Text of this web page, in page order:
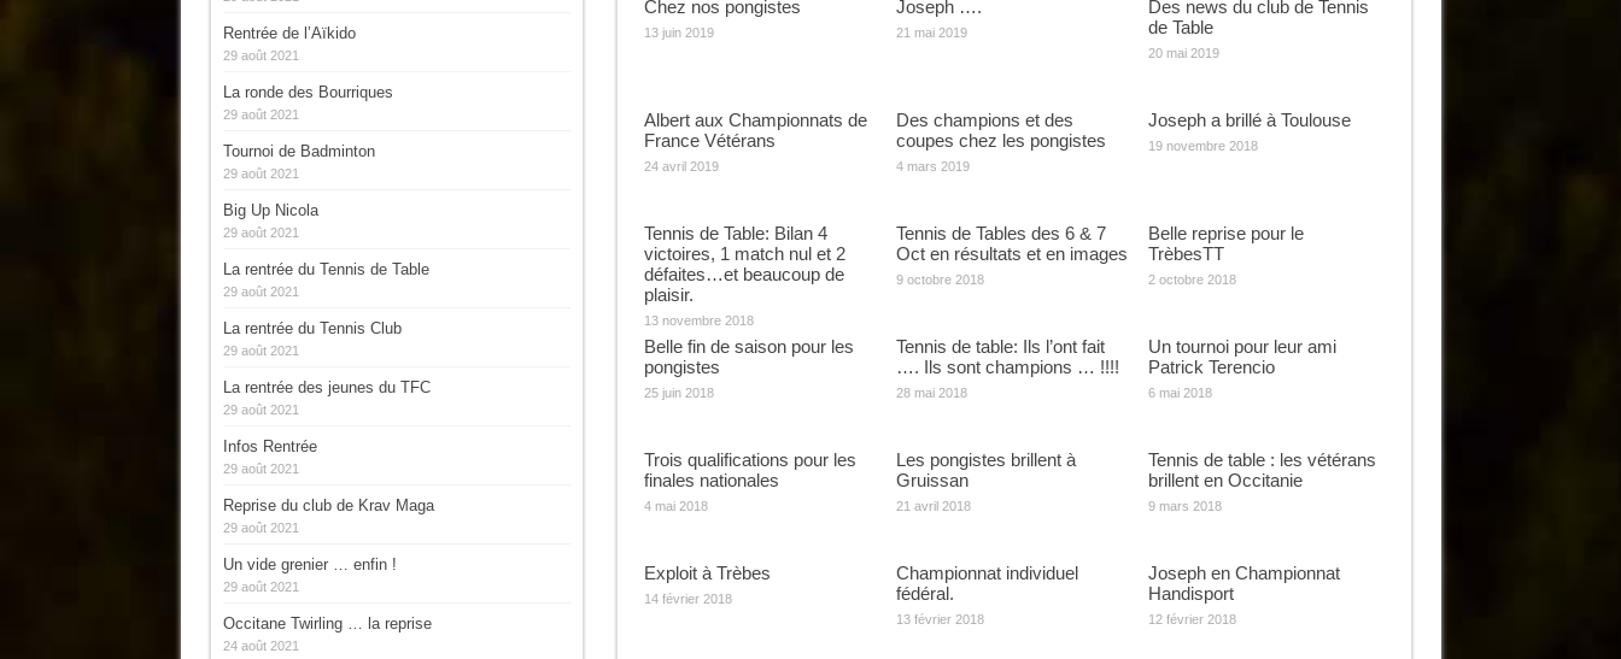
Chez nos pongistes
13 juin 2019
Joseph ….
21 mai 2019
Des news du club de Tennis
de Table
20 mai 2019
Albert aux Championnats de
France Vétérans
24 avril 2019
Des champions et des
coupes chez les pongistes
4 mars 2019
Joseph a brillé à Toulouse
19 novembre 2018
Tennis de Table: Bilan 4
victoires, 1 match nul et 2
défaites…et beaucoup de
plaisir.
13 novembre 2018
Tennis de Tables des 6 & 7
Oct en résultats et en images
9 octobre 2018
Belle reprise pour le
TrèbesTT
2 octobre 2018
Belle fin de saison pour les
pongistes
25 juin 2018
Tennis de table: Ils l’ont fait
…. Ils sont champions … !!!!
28 mai 2018
Un tournoi pour leur ami
Patrick Terencio
6 mai 2018
Trois qualifications pour les
finales nationales
4 mai 2018
Les pongistes brillent à
Gruissan
21 avril 2018
Tennis de table : les vétérans
brillent en Occitanie
9 mars 2018
Exploit à Trèbes
14 février 2018
Championnat individuel
fédéral.
13 février 2018
Joseph en Championnat
Handisport
12 février 2018
Rentrée de l’Aïkido
29 août 2021
La ronde des Bourriques
29 août 2021
Tournoi de Badminton
29 août 2021
Big Up Nicola
29 août 2021
La rentrée du Tennis de Table
29 août 2021
La rentrée du Tennis Club
29 août 2021
La rentrée des jeunes du TFC
29 août 2021
Infos Rentrée
29 août 2021
Reprise du club de Krav Maga
29 août 2021
Un vide grenier … enfin !
29 août 2021
Occitane Twirling … la reprise
24 août 2021